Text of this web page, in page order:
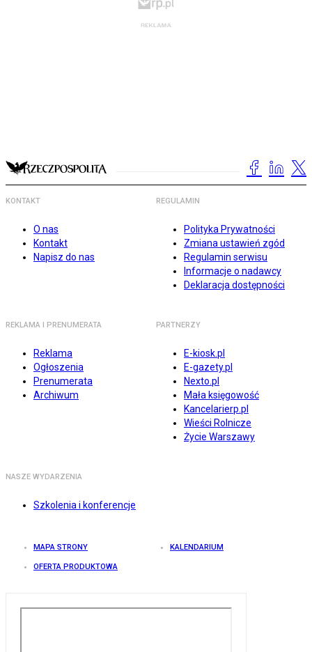
KONTAKT
O nas
Kontakt
Napisz do nas
REGULAMIN
Polityka Prywatności
Zmiana ustawień zgód
Regulamin serwisu
Informacje o nadawcy
Deklaracja dostępności
REKLAMA I PRENUMERATA
Reklama
Ogłoszenia
Prenumerata
Archiwum
PARTNERZY
E-kiosk.pl
E-gazety.pl
Nexto.pl
Mała księgowość
Kancelarierp.pl
Wieści Rolnicze
Życie Warszawy
NASZE WYDARZENIA
Szkolenia i konferencje
MAPA STRONY KALENDARIUM
OFERTA PRODUKTOWA